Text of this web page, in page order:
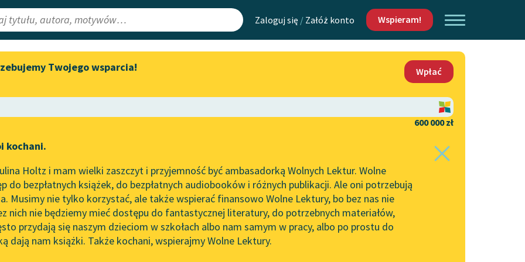
Zaloguj się / Załóż konto Wspieram!
Lektury
redakcyjne
Aktualności
Zapraszamy na spotkanie
literatury skandynawskiej
Wolne Lektury na 32.
Pol’and’Rock Festivalu
„Kochanek Lady Chatterley”
do słuchania na Wolnych
Lekturach
Nowy audiobook – „Marzenie
Mapa Wolnych Lektur
Leśmianator
API
OAI-PMH
Widget Wolnych Lektur
Kontakt
O projekcie
Zasady wykorzystania
Wolnych Lektur
Logotypy
Materiały promocyjne
Twojego wsparcia!
Wpłać
600 000 zł
kochani.
Holtz i mam wielki zaszczyt i przyjemność być ambasadorką Wolnych Lektur. Wolne
do bezpłatnych książek, do bezpłatnych audiobooków i różnych publikacji. Ale oni potrzebują
Musimy nie tylko korzystać, ale także wspierać finansowo Wolne Lektury, bo bez nas nie
nich nie będziemy mieć dostępu do fantastycznej literatury, do potrzebnych materiałów,
przydają się naszym dzieciom w szkołach albo nam samym w pracy, albo po prostu do
dają nam książki. Także kochani, wspierajmy Wolne Lektury.
Bolesław Prus✖ Epika✖